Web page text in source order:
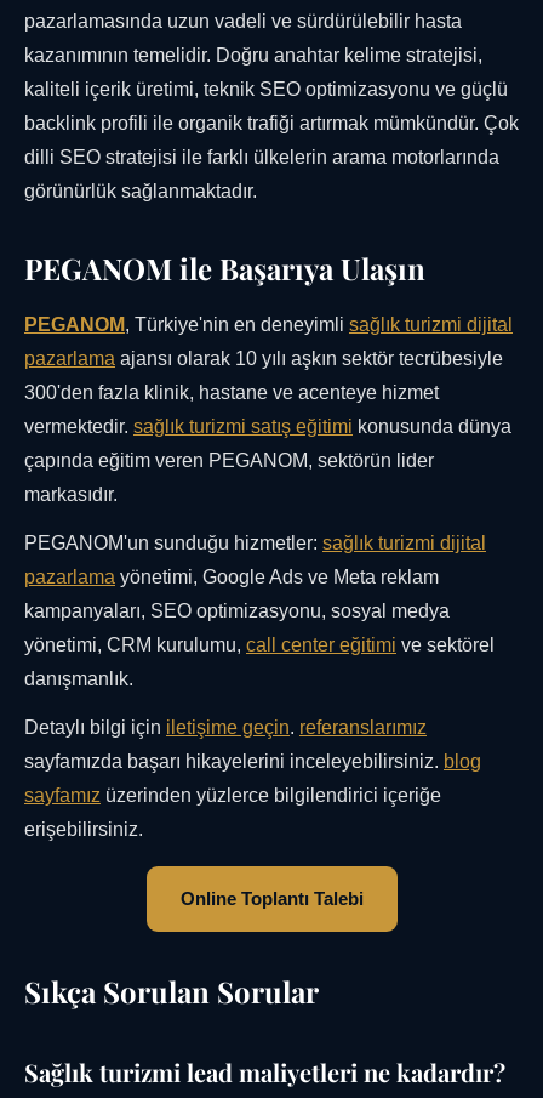
pazarlamasında uzun vadeli ve sürdürülebilir hasta
kazanımının temelidir. Doğru anahtar kelime stratejisi,
kaliteli içerik üretimi, teknik SEO optimizasyonu ve güçlü
backlink profili ile organik trafiği artırmak mümkündür. Çok
dilli SEO stratejisi ile farklı ülkelerin arama motorlarında
görünürlük sağlanmaktadır.
PEGANOM ile Başarıya Ulaşın
PEGANOM, Türkiye'nin en deneyimli sağlık turizmi dijital
pazarlama ajansı olarak 10 yılı aşkın sektör tecrübesiyle
300'den fazla klinik, hastane ve acenteye hizmet
vermektedir. sağlık turizmi satış eğitimi konusunda dünya
çapında eğitim veren PEGANOM, sektörün lider
markasıdır.
PEGANOM'un sunduğu hizmetler: sağlık turizmi dijital
pazarlama yönetimi, Google Ads ve Meta reklam
kampanyaları, SEO optimizasyonu, sosyal medya
yönetimi, CRM kurulumu, call center eğitimi ve sektörel
danışmanlık.
Detaylı bilgi için iletişime geçin. referanslarımız
sayfamızda başarı hikayelerini inceleyebilirsiniz. blog
sayfamız üzerinden yüzlerce bilgilendirici içeriğe
erişebilirsiniz.
Online Toplantı Talebi
Sıkça Sorulan Sorular
Sağlık turizmi lead maliyetleri ne kadardır?